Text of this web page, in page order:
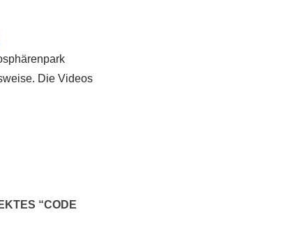
Die Videos
“CODE